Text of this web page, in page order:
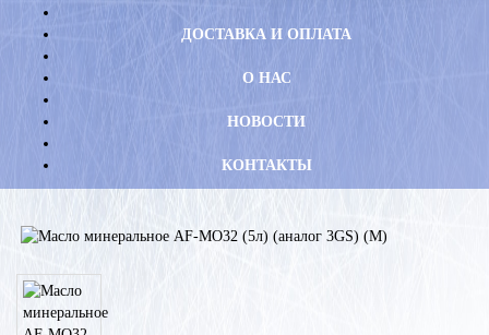
ДОСТАВКА И ОПЛАТА
О НАС
НОВОСТИ
КОНТАКТЫ